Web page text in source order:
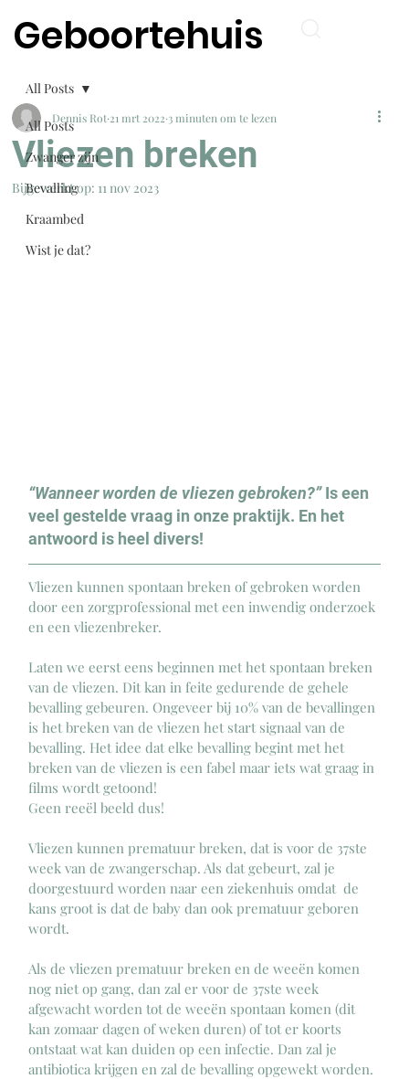
Geboortehuis
All Posts
Zwanger zijn
Bevalling
Kraambed
Wist je dat?
All Posts
Vliezen breken
Dennis Rot 21 mrt 2022 3 minuten om te lezen
Bijgewerkt op: 11 nov 2023
“Wanneer worden de vliezen gebroken?” Is een
veel gestelde vraag in onze praktijk. En het
antwoord is heel divers!
Vliezen kunnen spontaan breken of gebroken worden
door een zorgprofessional met een inwendig onderzoek
en een vliezenbreker.
Laten we eerst eens beginnen met het spontaan breken
van de vliezen. Dit kan in feite gedurende de gehele
bevalling gebeuren. Ongeveer bij 10% van de bevallingen
is het breken van de vliezen het start signaal van de
bevalling. Het idee dat elke bevalling begint met het
breken van de vliezen is een fabel maar iets wat graag in
films wordt getoond!
Geen reeël beeld dus!
Vliezen kunnen prematuur breken, dat is voor de 37ste
week van de zwangerschap. Als dat gebeurt, zal je
doorgestuurd worden naar een ziekenhuis omdat  de
kans groot is dat de baby dan ook prematuur geboren
wordt.
Als de vliezen prematuur breken en de weeën komen
nog niet op gang, dan zal er voor de 37ste week
afgewacht worden tot de weeën spontaan komen (dit
kan zomaar dagen of weken duren) of tot er koorts
ontstaat wat kan duiden op een infectie. Dan zal je
antibiotica krijgen en zal de bevalling opgewekt worden.